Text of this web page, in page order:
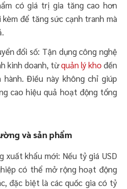
có giá trị gia tăng cao hơn
để tăng sức cạnh tranh mà
đổi số: Tận dụng công nghệ
kinh doanh, từquản lý khođến
Điều này không chỉ giúp
cao hiệu quả hoạt động tổng
và sản phẩm
xuất khẩu mới: Nếu tỷ giá USD
có thể mở rộng hoạt động
đặc biệt là các quốc gia có tỷ